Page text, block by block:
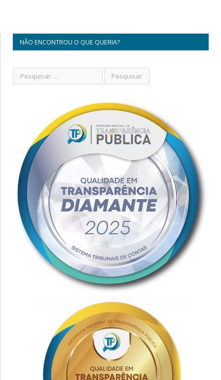
NÃO ENCONTROU O QUE QUERIA?